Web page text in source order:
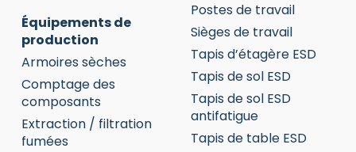
Équipements de
production
Armoires sèches
Comptage des
composants
Extraction / filtration
fumées
Postes de travail
Sièges de travail
Tapis d’étagère ESD
Tapis de sol ESD
Tapis de sol ESD
antifatigue
Tapis de table ESD